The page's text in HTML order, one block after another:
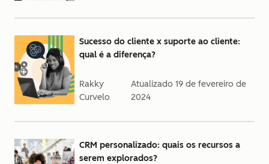
Sucesso do cliente x suporte ao cliente:
qual é a diferença?
Rakky
Curvelo
Atualizado 19 de fevereiro de
2024
CRM personalizado: quais os recursos a
serem explorados?